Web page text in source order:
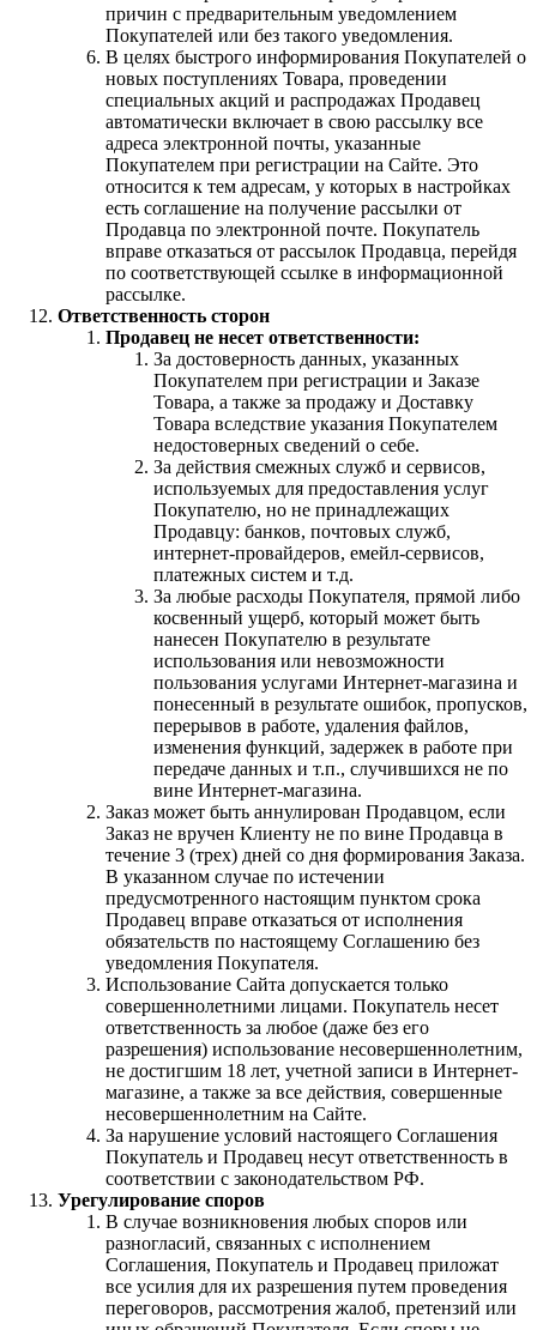
причин с предварительным уведомлением
Покупателей или без такого уведомления.
В целях быстрого информирования Покупателей о
новых поступлениях Товара, проведении
специальных акций и распродажах Продавец
автоматически включает в свою рассылку все
адреса электронной почты, указанные
Покупателем при регистрации на Сайте. Это
относится к тем адресам, у которых в настройках
есть соглашение на получение рассылки от
Продавца по электронной почте. Покупатель
вправе отказаться от рассылок Продавца, перейдя
по соответствующей ссылке в информационной
рассылке.
Ответственность сторон
Продавец не несет ответственности:
За достоверность данных, указанных
Покупателем при регистрации и Заказе
Товара, а также за продажу и Доставку
Товара вследствие указания Покупателем
недостоверных сведений о себе.
За действия смежных служб и сервисов,
используемых для предоставления услуг
Покупателю, но не принадлежащих
Продавцу: банков, почтовых служб,
интернет-провайдеров, емейл-сервисов,
платежных систем и т.д.
За любые расходы Покупателя, прямой либо
косвенный ущерб, который может быть
нанесен Покупателю в результате
использования или невозможности
пользования услугами Интернет-магазина и
понесенный в результате ошибок, пропусков,
перерывов в работе, удаления файлов,
изменения функций, задержек в работе при
передаче данных и т.п., случившихся не по
вине Интернет-магазина.
Заказ может быть аннулирован Продавцом, если
Заказ не вручен Клиенту не по вине Продавца в
течение 3 (трех) дней со дня формирования Заказа.
В указанном случае по истечении
предусмотренного настоящим пунктом срока
Продавец вправе отказаться от исполнения
обязательств по настоящему Соглашению без
уведомления Покупателя.
Использование Сайта допускается только
совершеннолетними лицами. Покупатель несет
ответственность за любое (даже без его
разрешения) использование несовершеннолетним,
не достигшим 18 лет, учетной записи в Интернет-
магазине, а также за все действия, совершенные
несовершеннолетним на Сайте.
За нарушение условий настоящего Соглашения
Покупатель и Продавец несут ответственность в
соответствии с законодательством РФ.
Урегулирование споров
В случае возникновения любых споров или
разногласий, связанных с исполнением
Соглашения, Покупатель и Продавец приложат
все усилия для их разрешения путем проведения
переговоров, рассмотрения жалоб, претензий или